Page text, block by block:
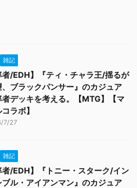
雑記
者/EDH】『ティ・チャラ王/揺るが
ブラックパンサー』のカジュア
デッキを考える。【MTG】【マ
ラボ】
7/27
雑記
者/EDH】『トニー・スターク/イン
ブル・アイアンマン』のカジュア